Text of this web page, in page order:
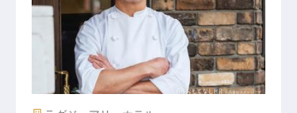
副料理長【HOTEL OOSADO】